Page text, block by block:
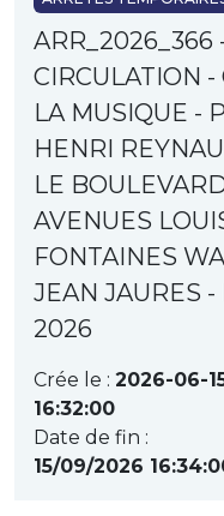
ARR_2026_366
CIRCULATION
LA MUSIQUE -
HENRI
LE
AVENUES
FONTAINES
JEAN JAURES
2026
Crée le : 2026-06-
16:32:00
Date de fin :
15/09/2026